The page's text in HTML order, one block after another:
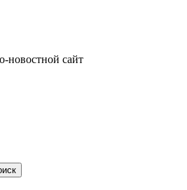
новостной сайт